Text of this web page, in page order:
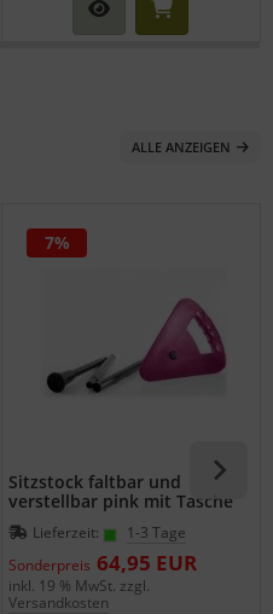
ALLE ANZEIGEN
Sitzstock faltbar und
verstellbar pink mit Tasche
Lieferzeit:
1-3 Tage
Sonderpreis 64,95 EUR
7%
inkl. 19 % MwSt. zzgl.
Versandkosten